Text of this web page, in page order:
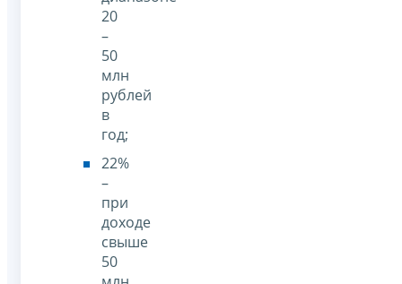
20
–
50
млн
рублей
в
год;
22%
–
при
доходе
свыше
50